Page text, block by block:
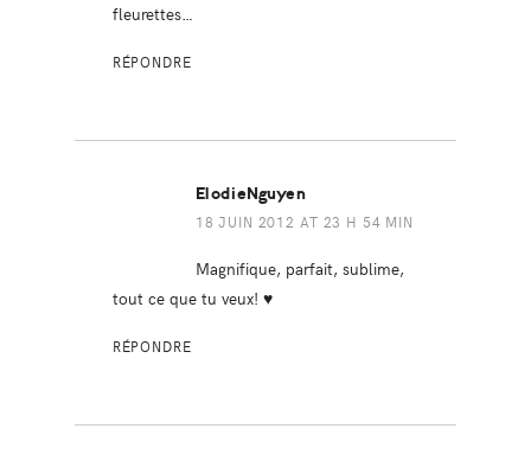
fleurettes…
RÉPONDRE
ElodieNguyen
18 JUIN 2012 AT 23 H 54 MIN
Magnifique, parfait, sublime,
tout ce que tu veux! ♥
RÉPONDRE